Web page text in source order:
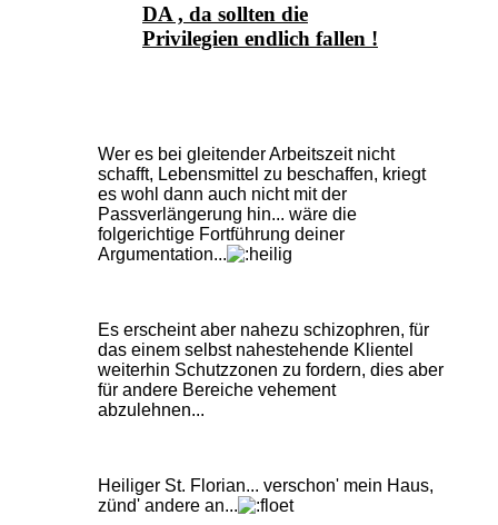
DA , da sollten die
Privilegien endlich fallen !
Wer es bei gleitender Arbeitszeit nicht
schafft, Lebensmittel zu beschaffen, kriegt
es wohl dann auch nicht mit der
Passverlängerung hin... wäre die
folgerichtige Fortführung deiner
Argumentation...
Es erscheint aber nahezu schizophren, für
das einem selbst nahestehende Klientel
weiterhin Schutzzonen zu fordern, dies aber
für andere Bereiche vehement
abzulehnen...
Heiliger St. Florian... verschon' mein Haus,
zünd' andere an...